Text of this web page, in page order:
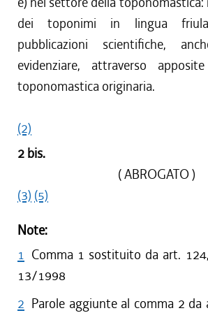
dei toponimi in lingua
pubblicazioni scientifiche,
evidenziare, attraverso
toponomastica originaria.
(2)
2 bis.
( ABROGATO )
(3) (5)
Note:
1 Comma 1 sostituito da art.
13/1998
2 Parole aggiunte al comma 2 da